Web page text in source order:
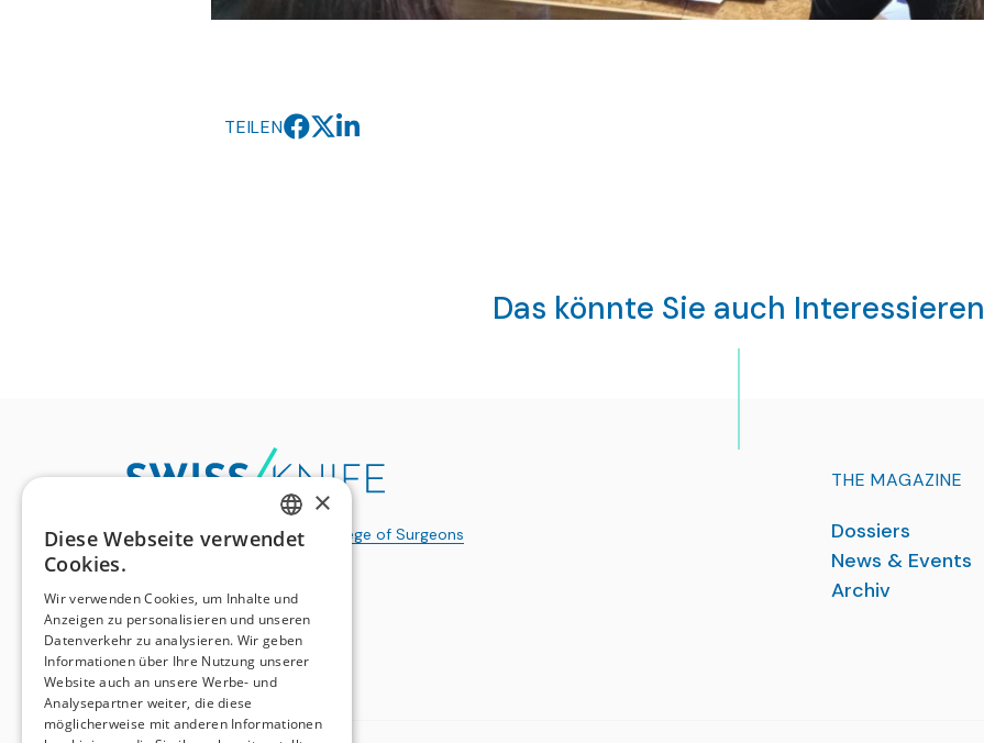
TEILEN
Das könnte Sie auch Interessieren
a publication of theSwiss College of Surgeons
THE MAGAZINE
Dossiers
News & Events
Archiv
GERMAN
×
Diese Webseite verwendet
Cookies.
Wir verwenden Cookies, um Inhalte und
Anzeigen zu personalisieren und unseren
Datenverkehr zu analysieren. Wir geben
Informationen über Ihre Nutzung unserer
Website auch an unsere Werbe- und
Analysepartner weiter, die diese
möglicherweise mit anderen Informationen